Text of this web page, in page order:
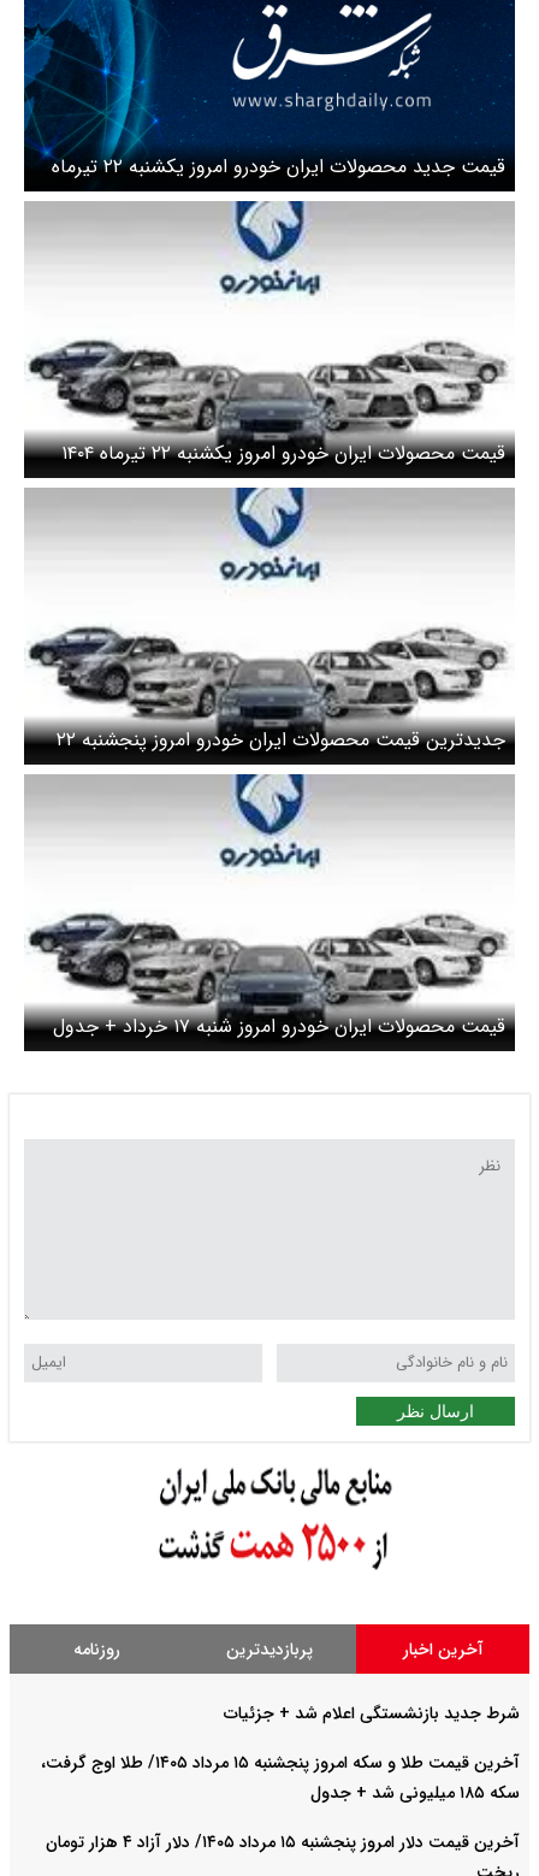
قیمت جدید محصولات ایران خودرو امروز یکشنبه ۲۲ تیرماه
قیمت محصولات ایران خودرو امروز یکشنبه ۲۲ تیرماه ۱۴۰۴
جدیدترین قیمت محصولات ایران خودرو امروز پنجشنبه ۲۲
شنبه ۱۷ خرداد + جدول
پربازدیدترین روزنامه
شد + جزئیات
آخرین قیمت طلا و سکه امروز پنجشنبه ۱۵ مرداد ۱۴۰۵/ طلا اوج گرفت،
آخرین قیمت دلار امروز پنجشنبه ۱۵ مرداد ۱۴۰۵/ دلار آزاد ۴ هزار تومان